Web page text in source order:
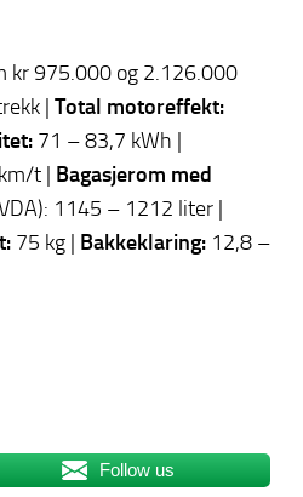
kr 975.000 og 2.126.000
| Total motoreffekt:
71 – 83,7 kWh |
t | Bagasjerom med
1145 – 1212 liter |
75 kg | Bakkeklaring: 12,8 –
Follow us